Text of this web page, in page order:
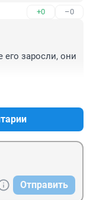
+0 –0
его заросли, они
Отправить